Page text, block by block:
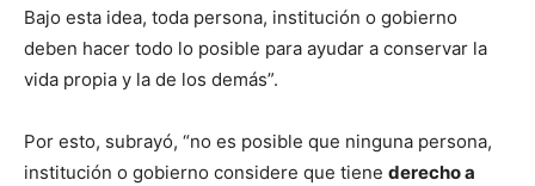
Bajo esta idea, toda persona, institución o gobierno
deben hacer todo lo posible para ayudar a conservar la
vida propia y la de los demás”.
Por esto, subrayó, “no es posible que ninguna persona,
institución o gobierno considere que tiene derecho a